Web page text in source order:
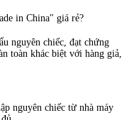
in China" giá rẻ?
nguyên chiếc, đạt chứng
toàn khác biệt với hàng giả,
nguyên chiếc từ nhà máy